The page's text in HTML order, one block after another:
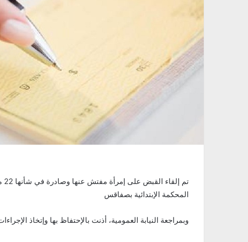
المحكمة الإبتدائية بصفاقس
وبمراجعة النيابة العمومية، أذنت بالإحتفاظ بها وإتخاذ